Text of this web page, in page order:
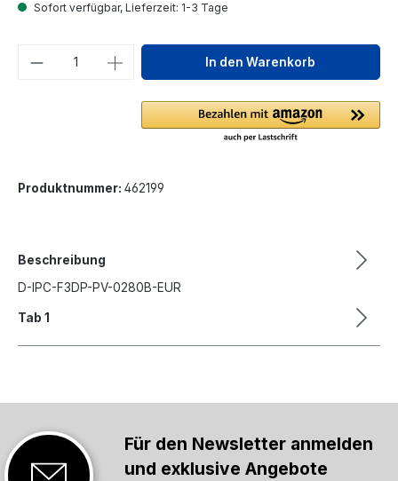
Sofort verfügbar, Lieferzeit: 1-3 Tage
Produkt Anzahl: Gib denIn den Warenkorb
Produktnummer: 462199
Beschreibung
D-IPC-F3DP-PV-0280B-EUR
Tab 1
Für den Newsletter anmelden
und exklusive Angebote